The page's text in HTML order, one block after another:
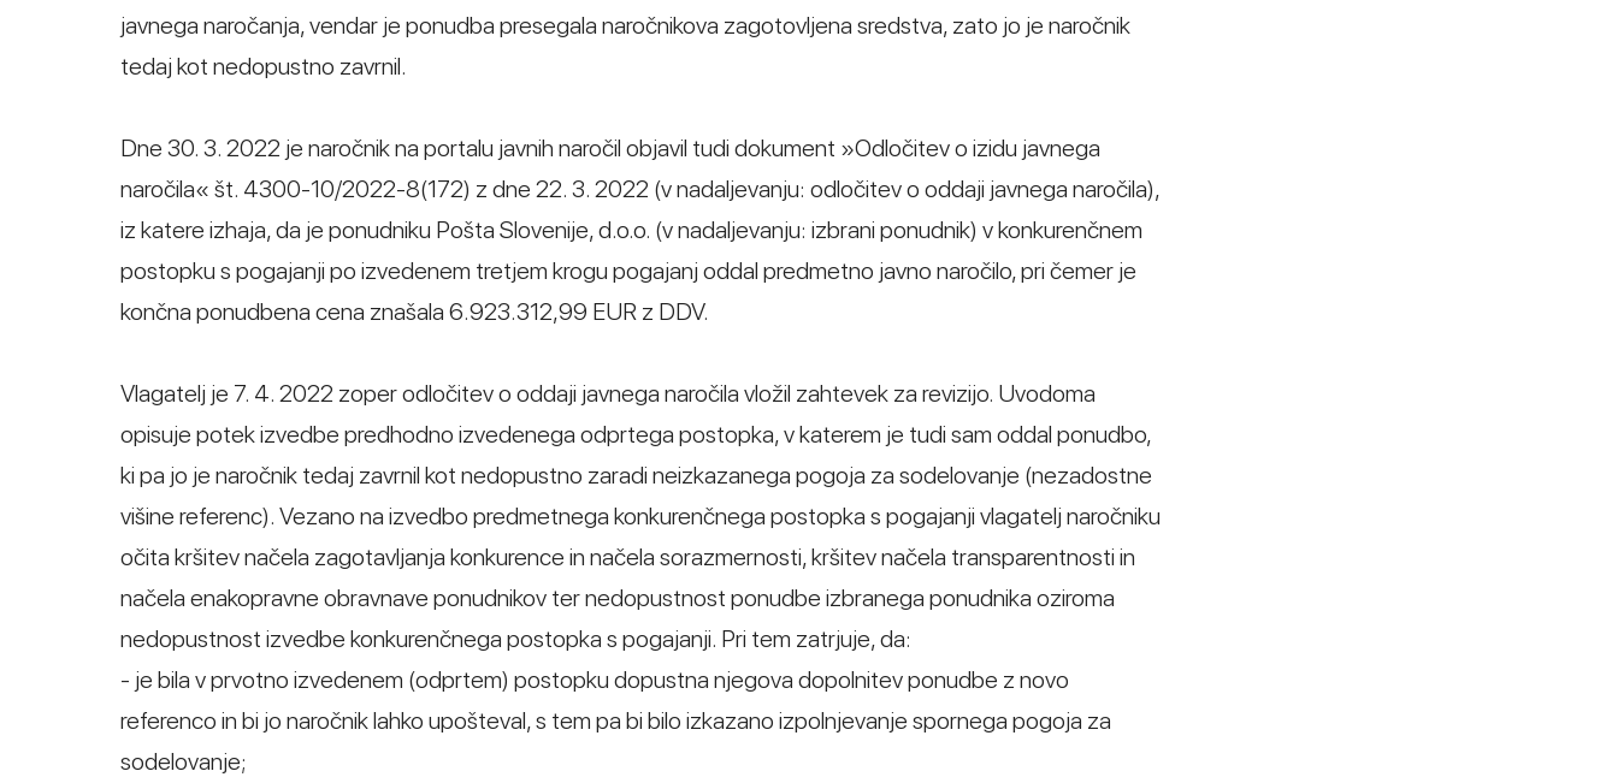
javnega naročanja, vendar je ponudba presegala naročnikova zagotovljena sredstva, zato jo je naročnik
tedaj kot nedopustno zavrnil.
Dne 30. 3. 2022 je naročnik na portalu javnih naročil objavil tudi dokument »Odločitev o izidu javnega
naročila« št. 4300-10/2022-8(172) z dne 22. 3. 2022 (v nadaljevanju: odločitev o oddaji javnega naročila),
iz katere izhaja, da je ponudniku Pošta Slovenije, d.o.o. (v nadaljevanju: izbrani ponudnik) v konkurenčnem
postopku s pogajanji po izvedenem tretjem krogu pogajanj oddal predmetno javno naročilo, pri čemer je
končna ponudbena cena znašala 6.923.312,99 EUR z DDV.
Vlagatelj je 7. 4. 2022 zoper odločitev o oddaji javnega naročila vložil zahtevek za revizijo. Uvodoma
opisuje potek izvedbe predhodno izvedenega odprtega postopka, v katerem je tudi sam oddal ponudbo,
ki pa jo je naročnik tedaj zavrnil kot nedopustno zaradi neizkazanega pogoja za sodelovanje (nezadostne
višine referenc). Vezano na izvedbo predmetnega konkurenčnega postopka s pogajanji vlagatelj naročniku
očita kršitev načela zagotavljanja konkurence in načela sorazmernosti, kršitev načela transparentnosti in
načela enakopravne obravnave ponudnikov ter nedopustnost ponudbe izbranega ponudnika oziroma
nedopustnost izvedbe konkurenčnega postopka s pogajanji. Pri tem zatrjuje, da:
- je bila v prvotno izvedenem (odprtem) postopku dopustna njegova dopolnitev ponudbe z novo
referenco in bi jo naročnik lahko upošteval, s tem pa bi bilo izkazano izpolnjevanje spornega pogoja za
sodelovanje;